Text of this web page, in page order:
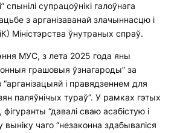
спынілі супрацоўнікі галоўнага
з арганізаванай злачыннасцю і
Міністэрства ўнутраных спраў.
МУС, з лета 2025 года яны
грашовыя ўзнагароды” за
“арганізацыяй і правядзеннем для
паляўнічых тураў”. У рамках гэтых
“давалі сваю асабістую і
чаго “незаконна здабываліся